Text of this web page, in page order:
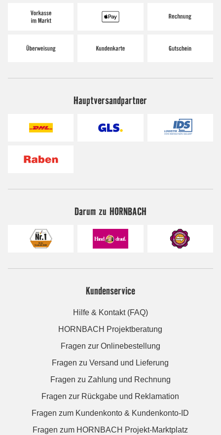
Hauptversandpartner
Darum zu HORNBACH
Kundenservice
Hilfe & Kontakt (FAQ)
HORNBACH Projektberatung
Fragen zur Onlinebestellung
Fragen zu Versand und Lieferung
Fragen zu Zahlung und Rechnung
Fragen zur Rückgabe und Reklamation
Fragen zum Kundenkonto & Kundenkonto-ID
Fragen zum HORNBACH Projekt-Marktplatz